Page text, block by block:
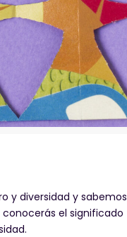
y diversidad y sabemos
el significado